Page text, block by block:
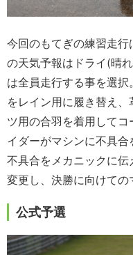
今回のもてぎの練習走
の天気予報はドライ(晴
は全員走行する事を選
をレイン用に履き替え
ツ用の合羽を着用して
イダーがマシンに不具
不具合をメカニックに
変更し、決勝に向けての
公式予選